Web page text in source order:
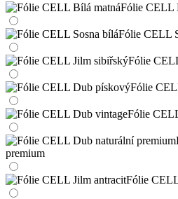
Fólie CELL
Fólie CELL
Fólie
Fólie
Fólie
premium
Fólie